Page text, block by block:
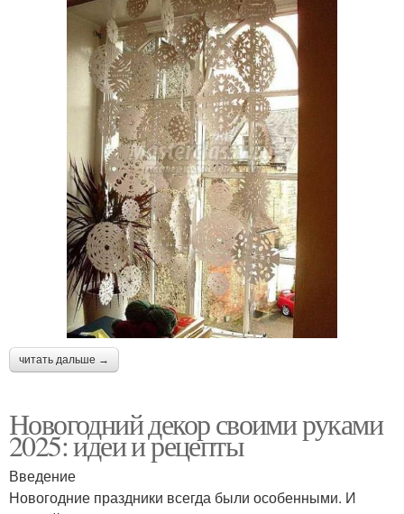
читать дальше →
Новогодний декор своими руками
2025: идеи и рецепты
Введение
Новогодние праздники всегда были особенными. И